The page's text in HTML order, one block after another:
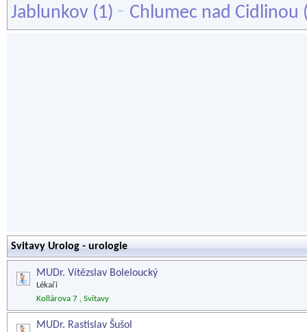
Jablunkov (1) - Chlumec nad Cidlinou
Svitavy Urolog - urologie
MUDr. Vítězslav Boleloucký
Lékaři
Kollárova 7 , Svitavy
MUDr. Rastislav Šušol